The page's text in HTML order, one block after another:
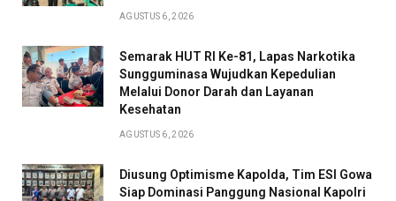
AGUSTUS 6, 2026
Semarak HUT RI Ke-81, Lapas Narkotika
Sungguminasa Wujudkan Kepedulian
Melalui Donor Darah dan Layanan
Kesehatan
AGUSTUS 6, 2026
Diusung Optimisme Kapolda, Tim ESI Gowa
Siap Dominasi Panggung Nasional Kapolri